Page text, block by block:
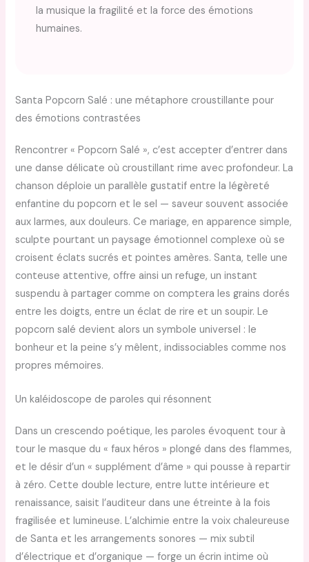
la musique la fragilité et la force des émotions
humaines.
Santa Popcorn Salé : une métaphore croustillante pour
des émotions contrastées
Rencontrer « Popcorn Salé », c’est accepter d’entrer dans
une danse délicate où croustillant rime avec profondeur. La
chanson déploie un parallèle gustatif entre la légèreté
enfantine du popcorn et le sel — saveur souvent associée
aux larmes, aux douleurs. Ce mariage, en apparence simple,
sculpte pourtant un paysage émotionnel complexe où se
croisent éclats sucrés et pointes amères. Santa, telle une
conteuse attentive, offre ainsi un refuge, un instant
suspendu à partager comme on comptera les grains dorés
entre les doigts, entre un éclat de rire et un soupir. Le
popcorn salé devient alors un symbole universel : le
bonheur et la peine s’y mêlent, indissociables comme nos
propres mémoires.
Un kaléidoscope de paroles qui résonnent
Dans un crescendo poétique, les paroles évoquent tour à
tour le masque du « faux héros » plongé dans des flammes,
et le désir d’un « supplément d’âme » qui pousse à repartir
à zéro. Cette double lecture, entre lutte intérieure et
renaissance, saisit l’auditeur dans une étreinte à la fois
fragilisée et lumineuse. L’alchimie entre la voix chaleureuse
de Santa et les arrangements sonores — mix subtil
d’électrique et d’organique — forge un écrin intime où